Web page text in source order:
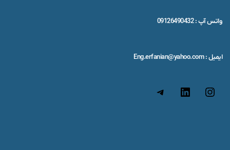
واتس آپ : 09126490432
ایمیل : Eng.erfanian@yahoo.com